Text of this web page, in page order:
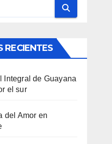
RECIENTES
Integral de Guayana
el sur
del Amor en